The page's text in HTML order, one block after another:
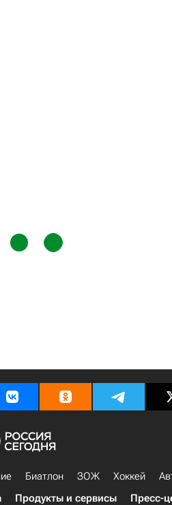
Биатлон ЗОЖ Хоккей
Продукты и сервисы Пресс-